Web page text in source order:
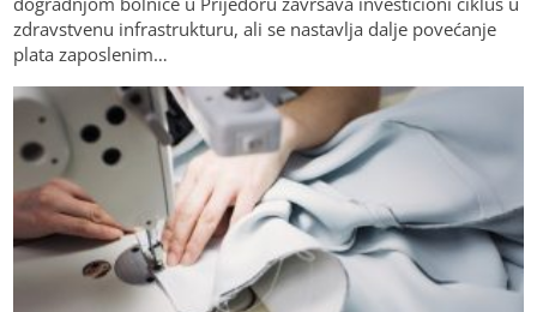
zdravstvenu infrastrukturu, ali se nastavlja dalje povećanje
plata zaposlenim…